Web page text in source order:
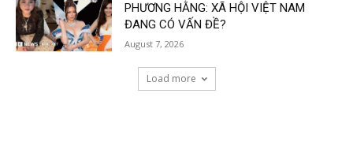
PHƯƠNG HẰNG: XÃ HỘI VIỆT NAM
ĐANG CÓ VẤN ĐỀ?
August 7, 2026
Load more